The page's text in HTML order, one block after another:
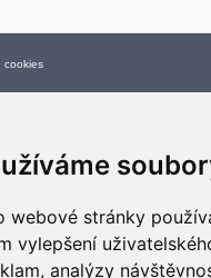
webové stránky
vylepšení
analýzy
cookies